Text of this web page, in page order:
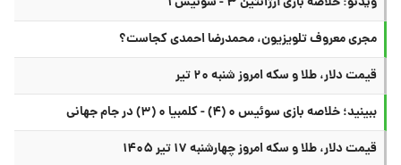
مجری معروف تلویزیون، محمدرضا احمدی کجاست؟
قیمت دلار، طلا و سکه امروز شنبه ۲۰ تیر
ببینید؛ خلاصه بازی سوئیس ۰ (۴) - کلمبیا ۰ (۳) در جام جهانی
قیمت دلار، طلا و سکه امروز چهارشنبه ۱۷ تیر ۱۴۰۵